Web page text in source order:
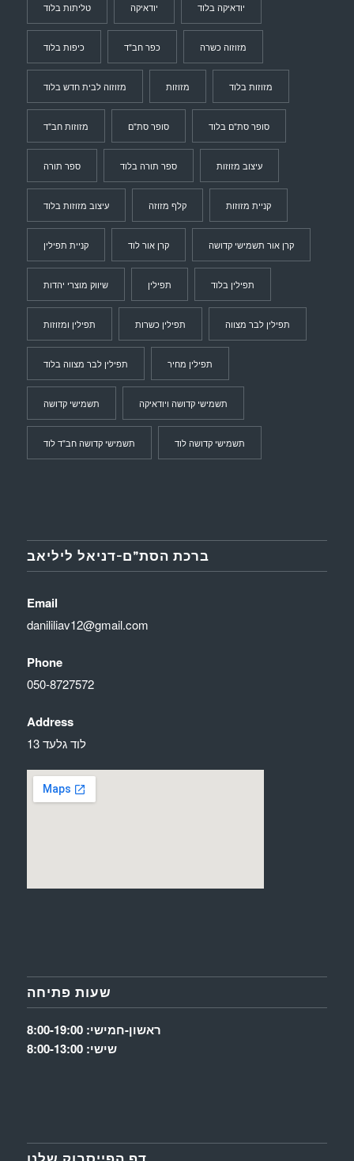
טליתות בלוד יודאיקה יודאיקה בלוד
כיפות בלוד כפר חב"ד מזוזוה כשרה
מזוזוה לבית חדש בלוד מזוזות מזוזות בלוד
מזוזות חב"ד סופר סת"ם סופר סת"ם בלוד
ספר תורה ספר תורה בלוד עיצוב מזוזות
עיצוב מזוזות בלוד קלף מזוזה קניית מזוזות
קניית תפילין קרן אור לוד קרן אור תשמישי קדושה
שיווק מוצרי יהדות תפילין תפילין בלוד
תפילין ומזוזות תפילין כשרות תפילין לבר מצווה
תפילין לבר מצווה בלוד תפילין מחיר
תשמישי קדושה תשמישי קדושה ויודאיקה
תשמישי קדושה חב"ד לוד תשמישי קדושה לוד
ברכת הסת”ם-דניאל ליליאב
Email
danililiav12@gmail.com
Phone
050-8727572
Address
לוד גלעד 13
שעות פתיחה
ראשון-חמישי: 8:00-19:00
שישי: 8:00-13:00